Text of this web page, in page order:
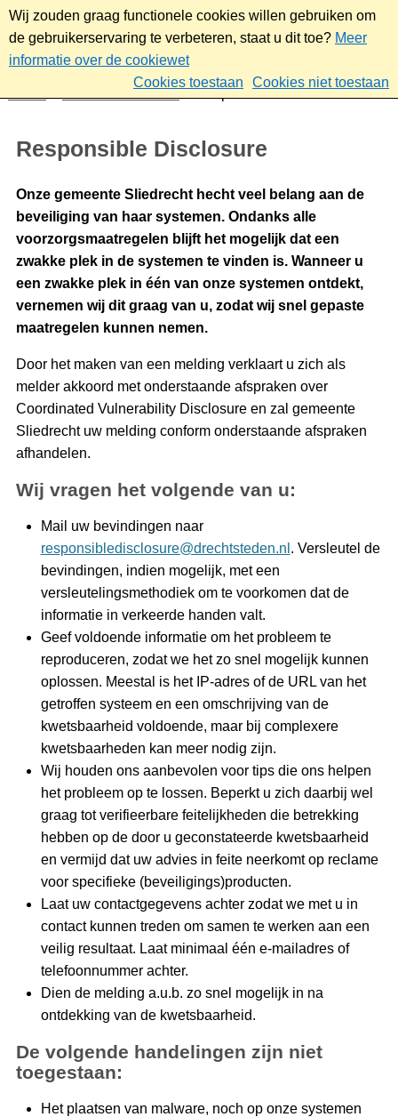
Wij zouden graag functionele cookies willen gebruiken om
de gebruikerservaring te verbeteren, staat u dit toe? Meer
informatie over de cookiewet
Cookies toestaan
Cookies niet toestaan
Over deze website Responsible Disclosure
Responsible Disclosure
Onze gemeente Sliedrecht hecht veel belang aan de
beveiliging van haar systemen. Ondanks alle
voorzorgsmaatregelen blijft het mogelijk dat een
zwakke plek in de systemen te vinden is. Wanneer u
een zwakke plek in één van onze systemen ontdekt,
vernemen wij dit graag van u, zodat wij snel gepaste
maatregelen kunnen nemen.
Door het maken van een melding verklaart u zich als
melder akkoord met onderstaande afspraken over
Coordinated Vulnerability Disclosure en zal gemeente
Sliedrecht uw melding conform onderstaande afspraken
afhandelen.
Wij vragen het volgende van u:
Mail uw bevindingen naar
responsibledisclosure@drechtsteden.nl . Versleutel de
bevindingen, indien mogelijk, met een
versleutelingsmethodiek om te voorkomen dat de
informatie in verkeerde handen valt.
Geef voldoende informatie om het probleem te
reproduceren, zodat we het zo snel mogelijk kunnen
oplossen. Meestal is het IP-adres of de URL van het
getroffen systeem en een omschrijving van de
kwetsbaarheid voldoende, maar bij complexere
kwetsbaarheden kan meer nodig zijn.
Wij houden ons aanbevolen voor tips die ons helpen
het probleem op te lossen. Beperkt u zich daarbij wel
graag tot verifieerbare feitelijkheden die betrekking
hebben op de door u geconstateerde kwetsbaarheid
en vermijd dat uw advies in feite neerkomt op reclame
voor specifieke (beveiligings)producten.
Laat uw contactgegevens achter zodat we met u in
contact kunnen treden om samen te werken aan een
veilig resultaat. Laat minimaal één e-mailadres of
telefoonnummer achter.
Dien de melding a.u.b. zo snel mogelijk in na
ontdekking van de kwetsbaarheid.
De volgende handelingen zijn niet
toegestaan:
Het plaatsen van malware, noch op onze systemen